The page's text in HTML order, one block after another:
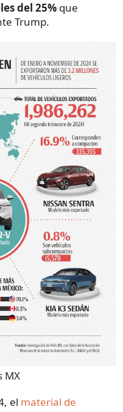
del 25% que
Trump.
MX
el material de